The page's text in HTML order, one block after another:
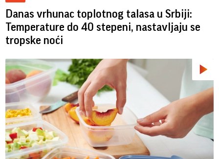
Danas vrhunac toplotnog talasa u Srbiji:
Temperature do 40 stepeni, nastavljaju se
tropske noći